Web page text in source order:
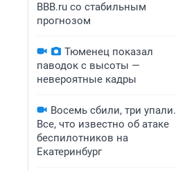
BBB.ru со стабильным
прогнозом
Тюменец показал
паводок с высоты —
невероятные кадры
Восемь сбили, три упали.
Все, что известно об атаке
беспилотников на
Екатеринбург